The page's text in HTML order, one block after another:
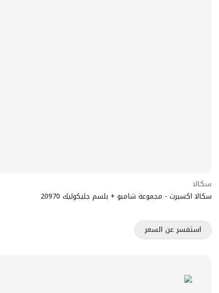
سكالا
سكالا اكسبرت - مجموعة شامبو + بلسم جليكوليك 20970
استفسر عن السعر